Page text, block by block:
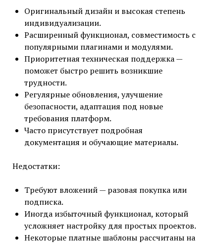
Оригинальный дизайн и высокая степень
индивидуализации.
Расширенный функционал, совместимость с
популярными плагинами и модулями.
Приоритетная техническая поддержка —
поможет быстро решить возникшие
трудности.
Регулярные обновления, улучшение
безопасности, адаптация под новые
требования платформ.
Часто присутствует подробная
документация и обучающие материалы.
Недостатки:
Требуют вложений — разовая покупка или
подписка.
Иногда избыточный функционал, который
усложняет настройку для простых проектов.
Некоторые платные шаблоны рассчитаны на